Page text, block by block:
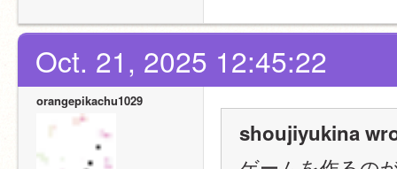
Oct. 21, 2025 12:45:22
orangepikachu1029
shoujiyukina